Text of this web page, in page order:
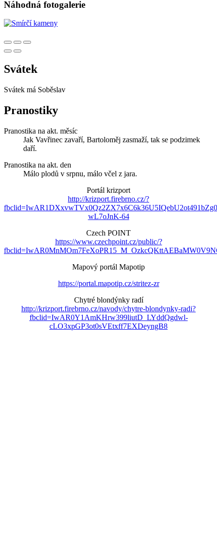
Náhodná fotogalerie
Svátek
Svátek má Soběslav
Pranostiky
Pranostika na akt. měsíc
Jak Vavřinec zavaří, Bartoloměj zasmaží, tak se podzimek
daří.
Pranostika na akt. den
Málo plodů v srpnu, málo včel z jara.
Portál krizport
http://krizport.firebrno.cz/?
wL7oJnK-64
Czech POINT
https://www.czechpoint.cz/public/?
Mapový portál Mapotip
https://portal.mapotip.cz/stritez-zr
Chytré blondýnky radí
http://krizport.firebrno.cz/navody/chytre-blondynky-radi?
fbclid=IwAR0Y1AmKHrw399liutD_LYddQgdwl-
cLO3xpGP3ot0sVEtxff7EXDeyngB8